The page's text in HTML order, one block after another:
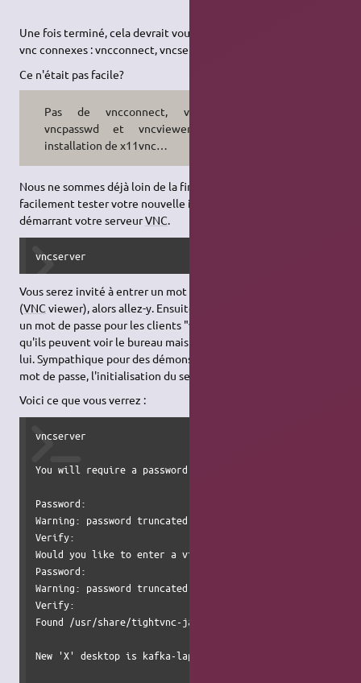
Une fois terminé, cela devrait vous donner quatre programmes
vnc connexes : vncconnect, vncserver, vncpasswd, et vncviewer.
Ce n'était pas facile?
Pas de vncconnect, vncserver
vncpasswd et vncviewer après
installation de x11vnc…
Nous ne sommes déjà loin de la fin, mais vous pouvez
facilement tester votre nouvelle installation de
démarrant votre serveurVNC.
vncserver
Vous serez invité à entrer un mot de passe pour les clients
(VNC viewer), alors allez-y. Ensuite, vous serez invité à entrer
un mot de passe pour les clients "view only", ce qui signifie
qu'ils peuvent voir le bureau mais ne peuvent pas interagir avec
lui. Sympathique pour des démonstrations ! Après avoir saisi le
mot de passe, l'initialisation du serveur
Voici ce que vous verrez :
vncserver
You will require a password to access your desktops.
Password:
Warning: password truncated to the length of 8.
Verify:
Would you like to enter a view-only password (y/
Password:
Warning: password truncated to the length of 8.
Verify:
Found /usr/share/tightvnc-java for http connections.
New 'X' desktop is kafka-laptop:1